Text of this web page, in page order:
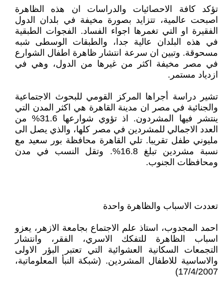
تؤكد كافة الاحصائيات والدراسات ان هذه الظاهرة
اصبحت عالمية، تتزايد بصورة مخيفة في بلدان الدول
الفقيرة او التي تغمرها اجواء الفساد. الفجوات الطبقية
في هذه البلدان عالية جدا، والطبقات الوسطى شبه
مسحوقة. وتبين ان سرعة انتشار ظاهرة اطفال الشوارع
في مصر مخيفة اكثر من غيرها من الدول، وهي في
ازدياد مستمر.
تشير دراسة أجراها المركز القومي للبحوث الاجتماعية
والجنائية في مصر ان مدينة القاهرة هي اكثر المدن التي
ينتشر فيها المشردون. اذ تؤوي شوارعها 31.6% من
العدد الاجمالي للمشردين في مصر كلها، والذي يصل الى
مليوني طفل تقريبا. تلي القاهرة محافظة بور سعيد مع
نسبة مشردين تبلغ 16.8%. وتقل النسب في مدن
ومحافظات الجنوب.
تعددت الاسباب والظاهرة واحدة
احمد المجدوب، استاذ علم الاجتماع بجامعة الازهر، يعزو
اسباب الظاهرة للتفكك الاسري، الفقر، وانتشار
التجمعات السكانية العشوائية التي تعتبر البؤر الاولى
والاساسية للاطفال المشردين. (شبكة النبأ المعلوماتية،
17/4/2007)